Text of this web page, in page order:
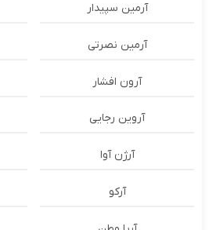
آرمین سپیدار
آرمین نصرتی
آرون افشار
آروین رجایی
آرژن آوا
آرکو